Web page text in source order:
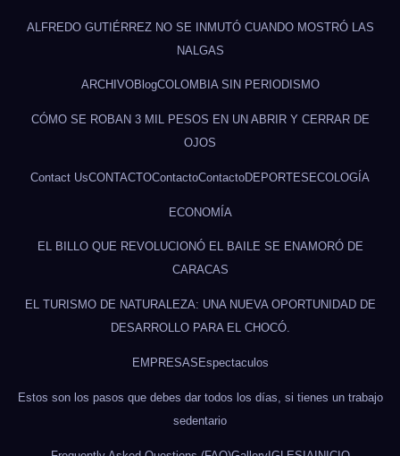
ALFREDO GUTIÉRREZ NO SE INMUTÓ CUANDO MOSTRÓ LAS
NALGAS
ARCHIVOBlogCOLOMBIA SIN PERIODISMO
CÓMO SE ROBAN 3 MIL PESOS EN UN ABRIR Y CERRAR DE
OJOS
Contact UsCONTACTOContactoContactoDEPORTES ECOLOGÍA
ECONOMÍA
EL BILLO QUE REVOLUCIONÓ EL BAILE SE ENAMORÓ DE
CARACAS
EL TURISMO DE NATURALEZA: UNA NUEVA OPORTUNIDAD DE
DESARROLLO PARA EL CHOCÓ.
EMPRESAS Espectaculos
Estos son los pasos que debes dar todos los días, si tienes un trabajo
sedentario